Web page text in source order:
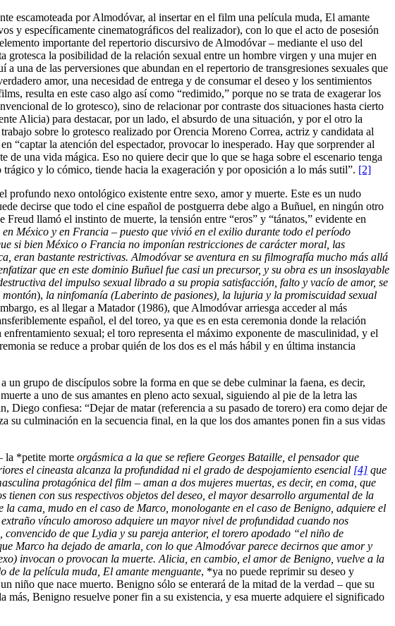
escamoteada por Almodóvar, al insertar en el film una película muda, El amante
y específicamente cinematográficos del realizador), con lo que el acto de posesión
importante del repertorio discursivo de Almodóvar – mediante el uso del
grotesca la posibilidad de la relación sexual entre un hombre virgen y una mujer en
a una de las perversiones que abundan en el repertorio de transgresiones sexuales que
amor, una necesidad de entrega y de consumar el deseo y los sentimientos
resulta en este caso algo así como “redimido,” porque no se trata de exagerar los
de lo grotesco), sino de relacionar por contraste dos situaciones hasta cierto
Alicia) para destacar, por un lado, el absurdo de una situación, y por el otro la
sobre lo grotesco realizado por Orencia Moreno Correa, actriz y candidata al
“captar la atención del espectador, provocar lo inesperado. Hay que sorprender al
una vida mágica. Eso no quiere decir que lo que se haga sobre el escenario tenga
y lo cómico, tiende hacia la exageración y por oposición a lo más sutil”. [2]
profundo nexo ontológico existente entre sexo, amor y muerte. Este es un nudo
decirse que todo el cine español de postguerra debe algo a Buñuel, en ningún otro
llamó el instinto de muerte, la tensión entre “eros” y “tánatos,” evidente en
México y en Francia – puesto que vivió en el exilio durante todo el período
si bien México o Francia no imponían restricciones de carácter moral, las
eran bastante restrictivas. Almodóvar se aventura en su filmografía mucho más allá
que en este dominio Buñuel fue casi un precursor, y su obra es un insoslayable
del impulso sexual librado a su propia satisfacción, falto y vacío de amor, se
montón), la ninfomanía (Laberinto de pasiones), la lujuria y la promiscuidad sexual
es al llegar a Matador (1986), que Almodóvar arriesga acceder al más
español, el del toreo, ya que es en esta ceremonia donde la relación
sexual; el toro representa el máximo exponente de masculinidad, y el
se reduce a probar quién de los dos es el más hábil y en última instancia
grupo de discípulos sobre la forma en que se debe culminar la faena, es decir,
a uno de sus amantes en pleno acto sexual, siguiendo al pie de la letra las
confiesa: “Dejar de matar (referencia a su pasado de torero) era como dejar de
culminación en la secuencia final, en la que los dos amantes ponen fin a sus vidas
la *petite morte orgásmica a la que se refiere Georges Bataille, el pensador que
el cineasta alcanza la profundidad ni el grado de despojamiento esencial [4] que
protagónica del film – aman a dos mujeres muertas, es decir, en coma, que
tienen con sus respectivos objetos del deseo, el mayor desarrollo argumental de la
cama, mudo en el caso de Marco, monologante en el caso de Benigno, adquiere el
vínculo amoroso adquiere un mayor nivel de profundidad cuando nos
de que Lydia y su pareja anterior, el torero apodado “el niño de
Marco ha dejado de amarla, con lo que Almodóvar parece decirnos que amor y
invocan o provocan la muerte. Alicia, en cambio, el amor de Benigno, vuelve a la
de la película muda, El amante menguante, *ya no puede reprimir su deseo y
niño que nace muerto. Benigno sólo se enterará de la mitad de la verdad – que su
Benigno resuelve poner fin a su existencia, y esa muerte adquiere el significado